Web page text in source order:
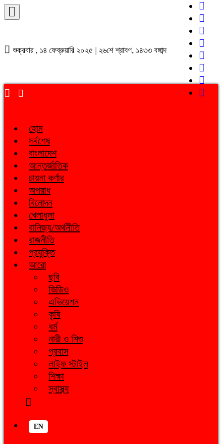
শুক্রবার , ১৪ ফেব্রুয়ারি ২০২৫ | ২৬শে শ্রাবণ, ১৪৩৩ বঙ্গাব্দ
হোম
সর্বশেষ
বাংলাদেশ
আন্তর্জাতিক
চায়না কর্ণার
অপরাধ
বিনোদন
খেলাধুলা
বানিজ্য/অর্থনীতি
রাজনীতি
প্রযুক্তি
আরো
ছবি
ভিডিও
এভিয়েশন
কৃষি
ধর্ম
নারী ও শিশু
প্রবাস
লাইফ স্টাইল
শিক্ষা
স্বাস্থ্য
EN